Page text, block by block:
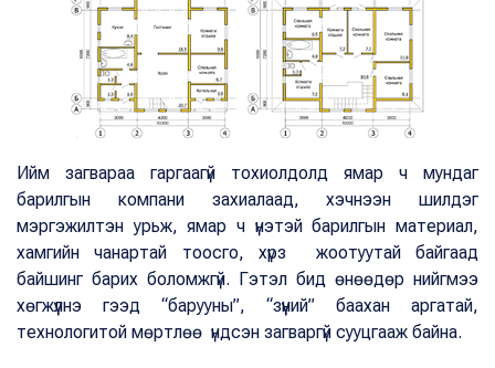
Ийм загвараа гаргаагүй тохиолдолд ямар ч мундаг
барилгын компани захиалаад, хэчнээн шилдэг
мэргэжилтэн урьж, ямар ч үнэтэй барилгын материал,
хамгийн чанартай тоосго, хүрз жоотуутай байгаад
байшинг барих боломжгүй. Гэтэл бид өнөөдөр нийгмээ
хөгжүүлнэ гээд “барууны”, “зүүний” баахан аргатай,
технологитой мөртлөө үндсэн загваргүй сууцгааж байна.